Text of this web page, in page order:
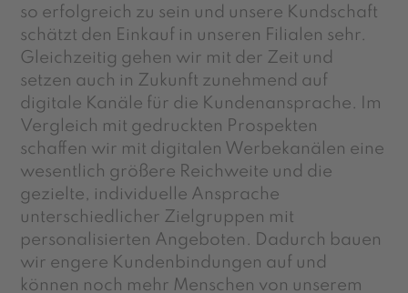
so erfolgreich zu sein und unsere Kundschaft
schätzt den Einkauf in unseren Filialen sehr.
Gleichzeitig gehen wir mit der Zeit und
setzen auch in Zukunft zunehmend auf
digitale Kanäle für die Kundenansprache. Im
Vergleich mit gedruckten Prospekten
schaffen wir mit digitalen Werbekanälen eine
wesentlich größere Reichweite und die
gezielte, individuelle Ansprache
unterschiedlicher Zielgruppen mit
personalisierten Angeboten. Dadurch bauen
wir engere Kundenbindungen auf und
können noch mehr Menschen von unserem